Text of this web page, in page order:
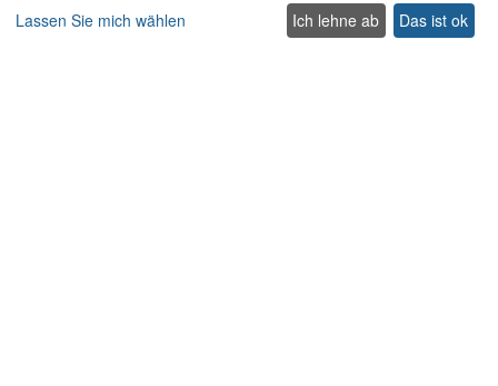
Traditionelle Villen
Haustierfreundliche villen auf Kreta
Lassen Sie mich wählen
Ich lehne ab Das ist ok